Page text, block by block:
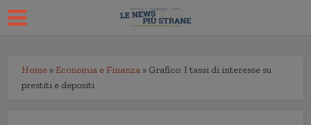
Home » Economia e Finanza » Grafico: I tassi di interesse su
prestiti e depositi